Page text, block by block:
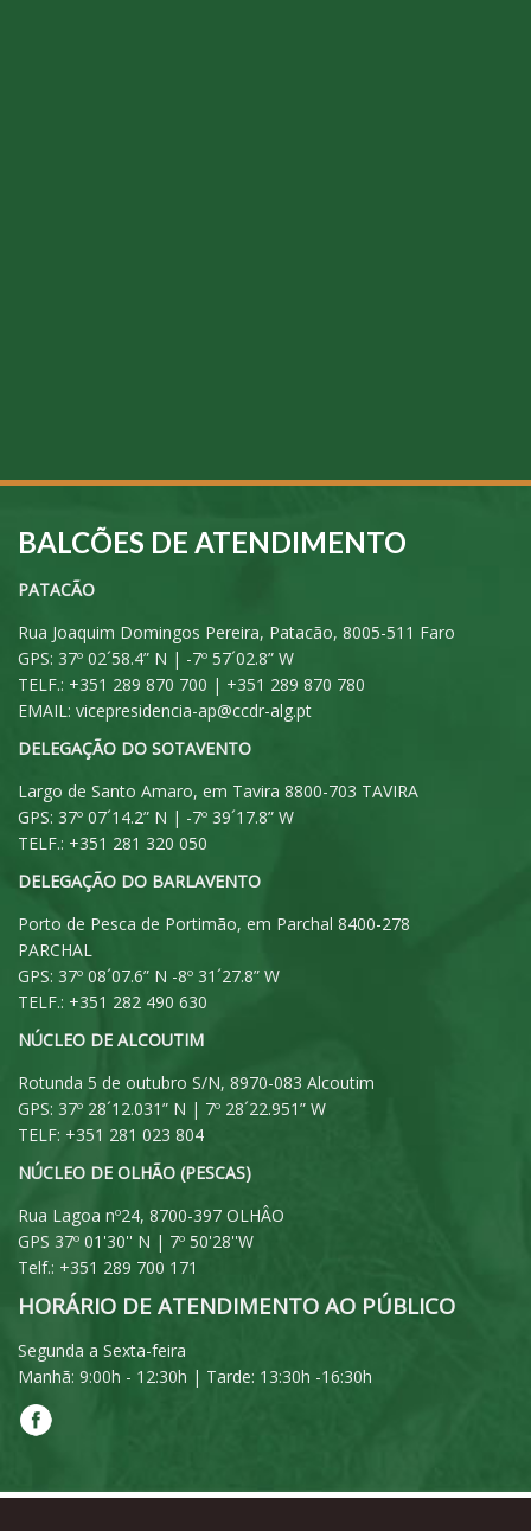
BALCÕES DE ATENDIMENTO
PATACÃO
Rua Joaquim Domingos Pereira, Patacão, 8005-511 Faro
GPS: 37º 02´58.4” N | -7º 57´02.8” W
TELF.: +351 289 870 700 | +351 289 870 780
EMAIL: vicepresidencia-ap@ccdr-alg.pt
DELEGAÇÃO DO SOTAVENTO
Largo de Santo Amaro, em Tavira 8800-703 TAVIRA
GPS: 37º 07´14.2” N | -7º 39´17.8” W
TELF.: +351 281 320 050
DELEGAÇÃO DO BARLAVENTO
Porto de Pesca de Portimão, em Parchal 8400-278
PARCHAL
GPS: 37º 08´07.6” N -8º 31´27.8” W
TELF.: +351 282 490 630
NÚCLEO DE ALCOUTIM
Rotunda 5 de outubro S/N, 8970-083 Alcoutim
GPS: 37º 28´12.031” N | 7º 28´22.951” W
TELF: +351 281 023 804
NÚCLEO DE OLHÃO (PESCAS)
Rua Lagoa nº24, 8700-397 OLHÂO
GPS 37º 01'30'' N | 7º 50'28''W
Telf.: +351 289 700 171
HORÁRIO DE ATENDIMENTO AO PÚBLICO
Segunda a Sexta-feira
Manhã: 9:00h - 12:30h | Tarde: 13:30h -16:30h